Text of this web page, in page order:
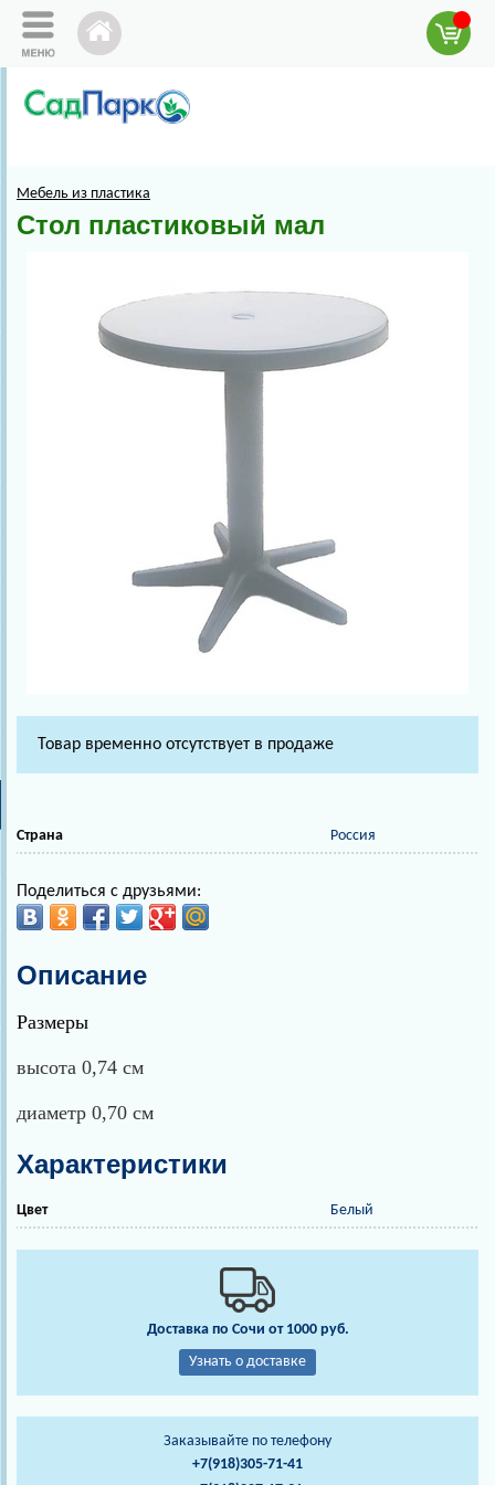
Мебель из пластика
Стол пластиковый мал
Товар временно отсутствует в продаже
Страна Россия
Поделиться с друзьями:
Описание
Размеры
высота 0,74 см
диаметр 0,70 см
Характеристики
Цвет Белый
Доставка по Сочи от 1000 руб.
Узнать о доставке
Заказывайте по телефону
+7(918)305-71-41